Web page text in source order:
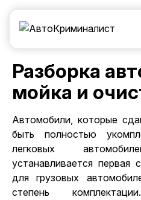
Разборка
мойка и
Автомобили, которые
быть полностью
легковых
устанавливается первая
для грузовых
степень